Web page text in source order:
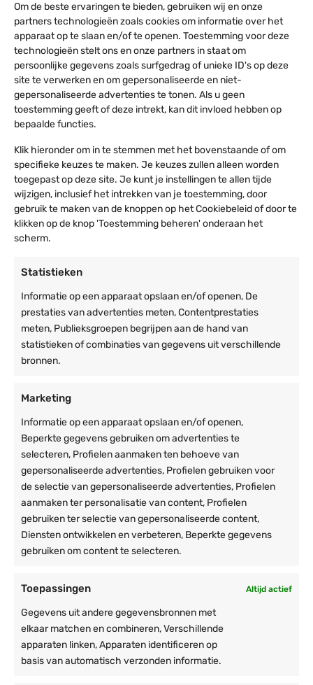
Om de beste ervaringen te bieden, gebruiken wij en onze
partners technologieën zoals cookies om informatie over het
apparaat op te slaan en/of te openen. Toestemming voor deze
technologieën stelt ons en onze partners in staat om
persoonlijke gegevens zoals surfgedrag of unieke ID's op deze
site te verwerken en om gepersonaliseerde en niet-
gepersonaliseerde advertenties te tonen. Als u geen
toestemming geeft of deze intrekt, kan dit invloed hebben op
bepaalde functies.
Klik hieronder om in te stemmen met het bovenstaande of om
specifieke keuzes te maken. Je keuzes zullen alleen worden
toegepast op deze site. Je kunt je instellingen te allen tijde
wijzigen, inclusief het intrekken van je toestemming, door
gebruik te maken van de knoppen op het Cookiebeleid of door te
klikken op de knop 'Toestemming beheren' onderaan het
scherm.
Statistieken
Informatie op een apparaat opslaan en/of openen, De
prestaties van advertenties meten, Contentprestaties
meten, Publieksgroepen begrijpen aan de hand van
statistieken of combinaties van gegevens uit verschillende
bronnen.
Marketing
Informatie op een apparaat opslaan en/of openen,
Beperkte gegevens gebruiken om advertenties te
selecteren, Profielen aanmaken ten behoeve van
gepersonaliseerde advertenties, Profielen gebruiken voor
de selectie van gepersonaliseerde advertenties, Profielen
aanmaken ter personalisatie van content, Profielen
gebruiken ter selectie van gepersonaliseerde content,
Diensten ontwikkelen en verbeteren, Beperkte gegevens
gebruiken om content te selecteren.
Toepassingen Altijd actief
Gegevens uit andere gegevensbronnen met
elkaar matchen en combineren, Verschillende
apparaten linken, Apparaten identificeren op
basis van automatisch verzonden informatie.
Zwarte band
Stevige lus met gesp van bi-metaal
30cm lang
Band:
Zwarte band
Band van 25mm breed
Band voorzien van genaaide lus.
Het uiteinde van de band dat door de gesp getrokken wordt is
schuin afgesneden zodat het makkelijk gaat.
Lees meer
Specificaties
Gewicht en afmetingen
Afmetingen
0,1 × 2,5 × 420 cm
Artikelnummer
Specificatie materialen
UV-bestendig Ja
Gebruik
Fabrieksgarantie
Weersbestendig Ja
Vaak tegelijk besteld met:
Draadeind | 10mm x 120mm –
Gegalvaniseerd
€0,53
Spanband
Gegalvaniseerd 10mm x
€0,99
Spanband
Oogmoer M10 |
Gegalvaniseerd
€0,95